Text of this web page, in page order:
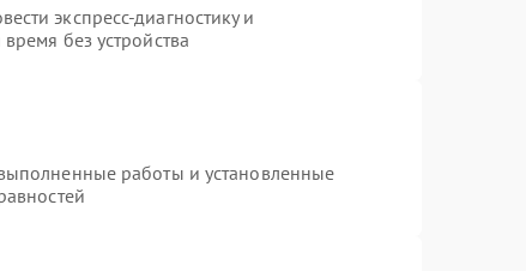
экспресс-диагностику и
без устройства
работы и установленные